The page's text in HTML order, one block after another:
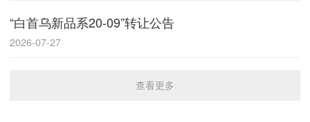
“白首乌新品系20-09”转让公告
2026-07-27
查看更多